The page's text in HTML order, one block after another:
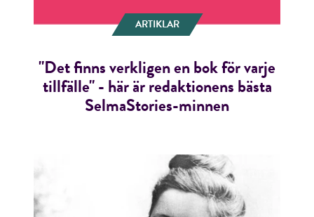
ARTIKLAR
"Det finns verkligen en bok för varje
tillfälle" - här är redaktionens bästa
SelmaStories-minnen